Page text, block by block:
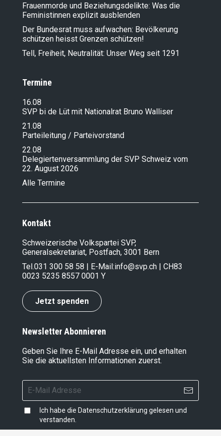
Frauenmorde und Beziehungsdelikte: Was die
Feministinnen explizit ausblenden
Der Bundesrat muss aufwachen: Bevölkerung
schützen heisst Grenzen schützen!
Tell, Freiheit, Neutralität: Unser Weg seit 1291
Termine
16.08
SVP bi de Lüt mit Nationalrat Bruno Walliser
21.08
Parteileitung / Parteivorstand
22.08
Delegiertenversammlung der SVP Schweiz vom
22. August 2026
Alle Termine
Kontakt
Schweizerische Volkspartei SVP,
Generalsekretariat, Postfach, 3001 Bern
Tel.031 300 58 58 | E-Mail:info@svp.ch | CH83
0023 5235 8557 0001 Y
Jetzt spenden
Newsletter Abonnieren
Geben Sie Ihre E-Mail Adresse ein, und erhalten
Sie die aktuellsten Informationen zuerst.
Ich habe die Datenschutzerklärung gelesen und
verstanden.